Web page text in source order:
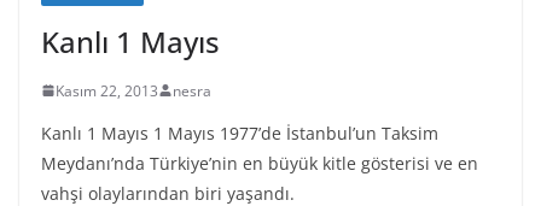
Kanlı 1 Mayıs
Kasım 22, 2013 nesra
Kanlı 1 Mayıs 1 Mayıs 1977’de İstanbul’un Taksim
Meydanı’nda Türkiye’nin en büyük kitle gösterisi ve en
vahşi olaylarından biri yaşandı.